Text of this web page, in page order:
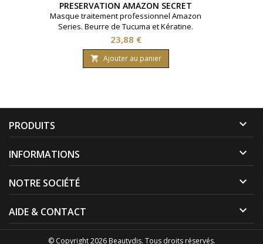
PRESERVATION AMAZON SECRET
250ML
Masque traitement professionnel Amazon
Series. Beurre de Tucuma et Kératine.
Pour l'entretien hebdomadaire du lissage
des cheveux colorés et sensibilisés suite
au lavage avec le shampooing de la même
gamme. Anti-UV. Amazon secret.
Prix
23,88 €
 Ajouter au panier
PRODUITS 
INFORMATIONS 
NOTRE SOCIÉTÉ 
AIDE & CONTACT 
© Copyright 2026 Beautydis. Tous droits réservés.